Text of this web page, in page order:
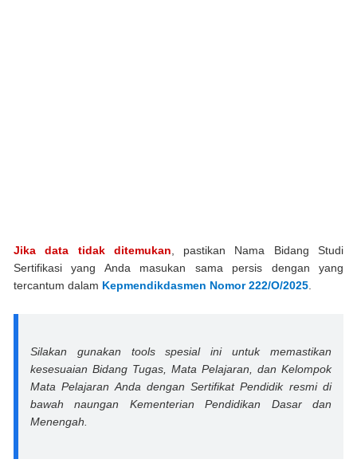
Jika data tidak ditemukan , pastikan Nama Bidang Studi
Sertifikasi yang Anda masukan sama persis dengan yang
tercantum dalam Kepmendikdasmen Nomor 222/O/2025
Silakan gunakan tools spesial ini untuk memastikan
kesesuaian Bidang Tugas, Mata Pelajaran, dan Kelompok
Mata Pelajaran Anda dengan Sertifikat Pendidik resmi di
bawah naungan Kementerian Pendidikan Dasar dan
Menengah.